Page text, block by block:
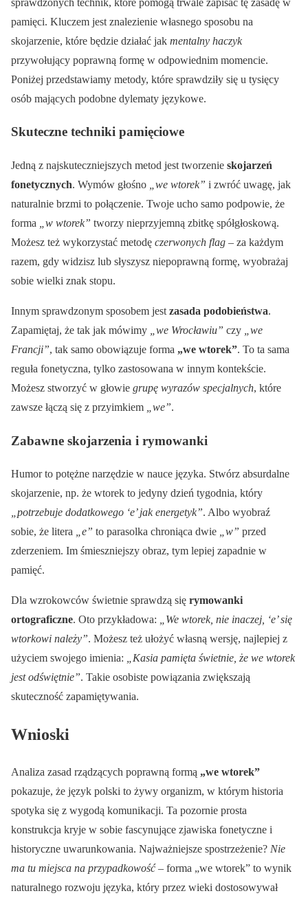
pamięci. Kluczem jest znalezienie własnego sposobu na
skojarzenie, które będzie działać jak mentalny haczyk
przywołujący poprawną formę w odpowiednim momencie.
Poniżej przedstawiamy metody, które sprawdziły się u tysięcy
osób mających podobne dylematy językowe.
Skuteczne techniki pamięciowe
Jedną z najskuteczniejszych metod jest tworzenie skojarzeń
fonetycznych. Wymów głośno „we wtorek” i zwróć uwagę, jak
naturalnie brzmi to połączenie. Twoje ucho samo podpowie, że
forma
„w wtorek” tworzy nieprzyjemną zbitkę spółgłoskową.
Możesz też wykorzystać metodę czerwonych flag – za każdym
razem, gdy widzisz lub słyszysz niepoprawną formę, wyobrażaj
sobie wielki znak stopu.
Innym sprawdzonym sposobem jest zasada podobieństwa.
Zapamiętaj, że tak jak mówimy
„we Wrocławiu” czy
„we
Francji”, tak samo obowiązuje forma „we wtorek”. To ta sama
reguła fonetyczna, tylko zastosowana w innym kontekście.
Możesz stworzyć w głowie grupę wyrazów specjalnych, które
zawsze łączą się z przyimkiem
„we”.
Zabawne skojarzenia i rymowanki
Humor to potężne narzędzie w nauce języka. Stwórz absurdalne
skojarzenie, np. że wtorek to jedyny dzień tygodnia, który
„potrzebuje dodatkowego ‘e’ jak energetyk”. Albo wyobraź
sobie, że litera „e” to parasolka chroniąca dwie „w” przed
zderzeniem. Im śmieszniejszy obraz, tym lepiej zapadnie w
pamięć.
Dla wzrokowców świetnie sprawdzą się rymowanki
ortograficzne. Oto przykładowa: „We wtorek, nie inaczej, ‘e’ się
wtorkowi należy”. Możesz też ułożyć własną wersję, najlepiej z
użyciem swojego imienia: „Kasia pamięta świetnie, że we wtorek
jest odświętnie”. Takie osobiste powiązania zwiększają
skuteczność zapamiętywania.
Wnioski
Analiza zasad rządzących poprawną formą „we wtorek”
pokazuje, że język polski to żywy organizm, w którym historia
spotyka się z wygodą komunikacji. Ta pozornie prosta
konstrukcja kryje w sobie fascynujące zjawiska fonetyczne i
historyczne uwarunkowania. Najważniejsze spostrzeżenie? Nie
ma tu miejsca na przypadkowość– forma „we wtorek” to wynik
naturalnego rozwoju języka, który przez wieki dostosowywał